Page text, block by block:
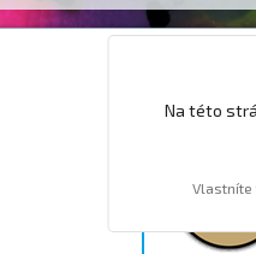
Na této
Vlastníte